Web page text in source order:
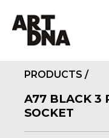
PRODUCTS /
A77 BLACK 3
SOCKET